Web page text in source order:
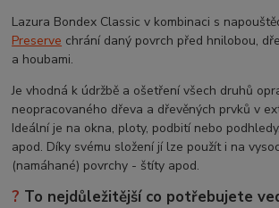
Lazura Bondex Classic v kombinaci s
Preserve chrání daný povrch před hnilobou,
a houbami.
Je vhodná k údržbě a ošetření všech druhů
neopracovaného dřeva a dřevěných prvků v
Ideální je na okna, ploty, podbití nebo
apod. Díky svému složení jí lze použít i na
(namáhané) povrchy - štíty apod.
? To nejdůležitější co potřebujete